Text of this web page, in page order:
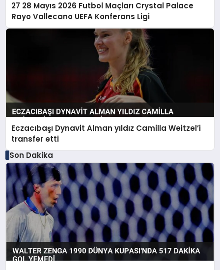
27 28 Mayıs 2026 Futbol Maçları Crystal Palace
Rayo Vallecano UEFA Konferans Ligi
Eczacıbaşı Dynavit Alman yıldız Camilla Weitzel’i
transfer etti
Son Dakika